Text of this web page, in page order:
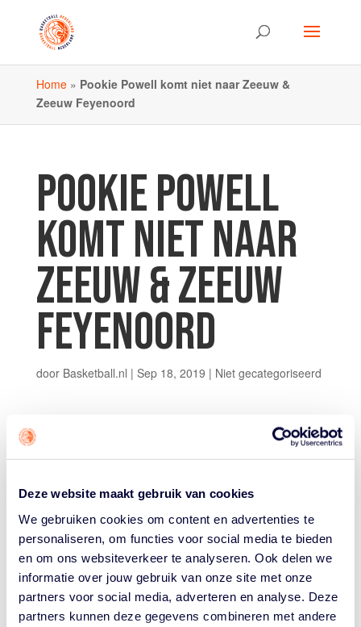
Deze website maakt gebruik van cookies
We gebruiken cookies om content en advertenties te
personaliseren, om functies voor social media te bieden
en om ons websiteverkeer te analyseren. Ook delen we
informatie over jouw gebruik van onze site met onze
partners voor social media, adverteren en analyse. Deze
partners kunnen deze gegevens combineren met andere
Home» Pookie Powell komt niet naar Zeeuw &
Zeeuw Feyenoord
POOKIE POWELL
KOMT NIET NAAR
ZEEUW & ZEEUW
FEYENOORD
door Basketball.nl | Sep 18, 2019 | Niet gecategoriseerd
Rotterdam als eerste Amerikaan vastgelegd, maar komt
uiteindelijk niet naar de Maasstad. Pookie Powell, de
pointguard waar veel van werd verwacht, is afgelopen
week niet naar Rotterdam afgereisd.
Ga voor het volledige bericht naar
www.basketballleague.nl.